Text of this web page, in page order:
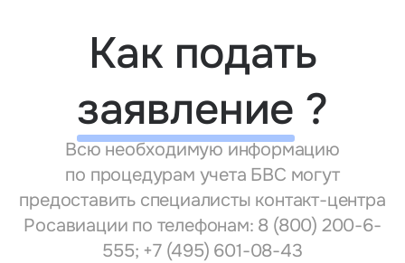
Как подать
заявление ?
Всю необходимую информацию
по процедурам учета БВС могут
предоставить специалисты контакт-центра
Росавиации по телефонам: 8 (800) 200-6-
555; +7 (495) 601-08-43